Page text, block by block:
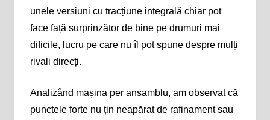
unele versiuni cu tracțiune integrală chiar pot
face față surprinzător de bine pe drumuri mai
dificile, lucru pe care nu îl pot spune despre mulți
rivali direcți.
Analizând mașina per ansamblu, am observat că
punctele forte nu țin neapărat de rafinament sau